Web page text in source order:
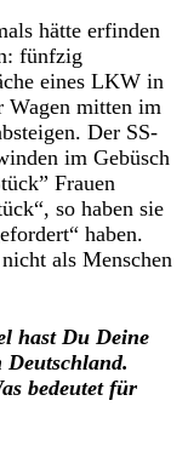
hätte erfinden
fünfzig
eines LKW in
Wagen mitten im
Der SS-
im Gebüsch
Frauen
so haben sie
haben.
als Menschen
hast Du Deine
bedeutet für